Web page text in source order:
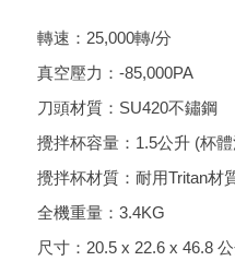
轉速：25,000轉/分
真空壓力：-85,000PA
刀頭材質：SU420不鏽鋼
攪拌杯容量：1.5公升 (杯
攪拌杯材質：耐用Tritan材
全機重量：3.4KG
尺寸：20.5 x 22.6 x 46.8